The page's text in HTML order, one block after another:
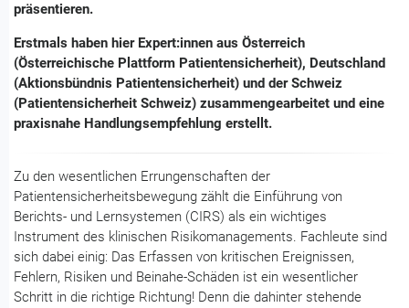
präsentieren.
Erstmals haben hier Expert:innen aus Österreich
(Österreichische Plattform Patienten­sicherheit), Deutsch­land
(Aktionsbündnis Patientensicherheit) und der Schweiz
(Patientensicherheit Schweiz) zusammen­gearbeitet und eine
praxisnahe Handlungs­empfehlung erstellt.
Zu den wesentlichen Errungenschaften der
Patientensicherheitsbewegung zählt die Einführung von
Berichts- und Lernsystemen (CIRS) als ein wichtiges
Instrument des klinischen Risikomanagements. Fachleute sind
sich dabei einig: Das Erfassen von kritischen Ereignissen,
Fehlern, Risiken und Beinahe-Schäden ist ein wesentlicher
Schritt in die richtige Richtung! Denn die dahinter stehende